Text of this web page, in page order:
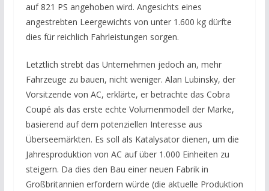
auf 821 PS angehoben wird. Angesichts eines
angestrebten Leergewichts von unter 1.600 kg dürfte
dies für reichlich Fahrleistungen sorgen.
Letztlich strebt das Unternehmen jedoch an, mehr
Fahrzeuge zu bauen, nicht weniger. Alan Lubinsky, der
Vorsitzende von AC, erklärte, er betrachte das Cobra
Coupé als das erste echte Volumenmodell der Marke,
basierend auf dem potenziellen Interesse aus
Überseemärkten. Es soll als Katalysator dienen, um die
Jahresproduktion von AC auf über 1.000 Einheiten zu
steigern. Da dies den Bau einer neuen Fabrik in
Großbritannien erfordern würde (die aktuelle Produktion